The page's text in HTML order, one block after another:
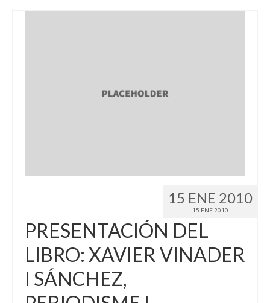
15 ENE 2010
15 ENE 2010
PRESENTACIÓN DEL
LIBRO: XAVIER VINADER
I SÁNCHEZ,